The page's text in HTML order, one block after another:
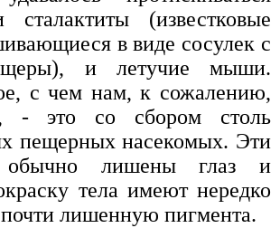
(известковые
в виде сосулек с
и летучие мыши.
с чем нам, к сожалению,
- это со сбором столь
пещерных насекомых. Эти
обычно лишены глаз и
тела имеют нередко
лишенную пигмента.